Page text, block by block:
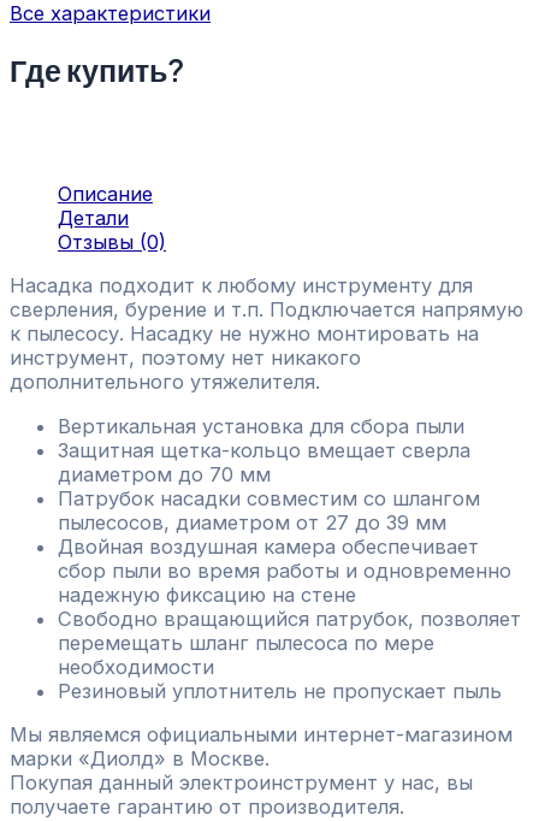
Все характеристики
Где купить?
Описание
Детали
Отзывы (0)
Насадка подходит к любому инструменту для
сверления, бурение и т.п. Подключается напрямую
к пылесосу. Насадку не нужно монтировать на
инструмент, поэтому нет никакого
дополнительного утяжелителя.
Вертикальная установка для сбора пыли
Защитная щетка-кольцо вмещает сверла
диаметром до 70 мм
Патрубок насадки совместим со шлангом
пылесосов, диаметром от 27 до 39 мм
Двойная воздушная камера обеспечивает
сбор пыли во время работы и одновременно
надежную фиксацию на стене
Свободно вращающийся патрубок, позволяет
перемещать шланг пылесоса по мере
необходимости
Резиновый уплотнитель не пропускает пыль
Мы являемся официальными интернет-магазином
марки «Диолд» в Москве.
Покупая данный электроинструмент у нас, вы
получаете гарантию от производителя.